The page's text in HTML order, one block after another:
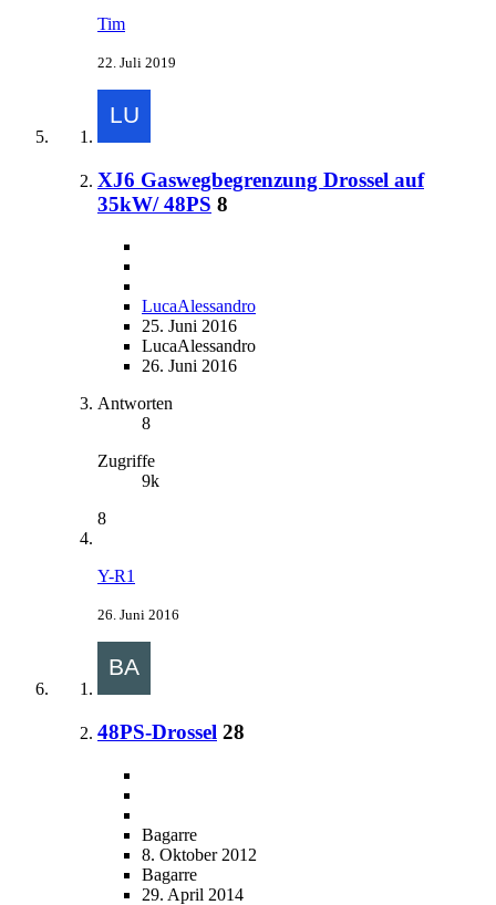
Tim
22. Juli 2019
XJ6 Gaswegbegrenzung Drossel auf
35kW/ 48PS 8
LucaAlessandro
25. Juni 2016
LucaAlessandro
26. Juni 2016
Antworten
8
Zugriffe
9k
8
Y-R1
26. Juni 2016
48PS-Drossel 28
Bagarre
8. Oktober 2012
Bagarre
29. April 2014